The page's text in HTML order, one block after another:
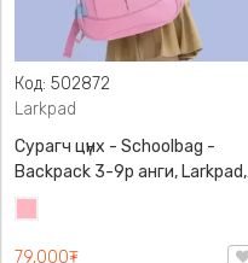
Код: 502872
Larkpad
Сурагч цүнх - Schoolbag -
Backpack 3-9р анги, Larkpad,
9009-10128, Цацруулагчтай,
Олон тасалгаатай
79,000₮